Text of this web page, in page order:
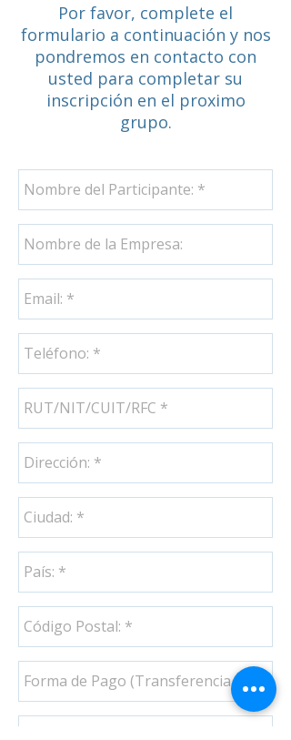
Por favor, complete el
formulario a continuación y nos
pondremos en contacto con
usted para completar su
inscripción en el proximo
grupo.